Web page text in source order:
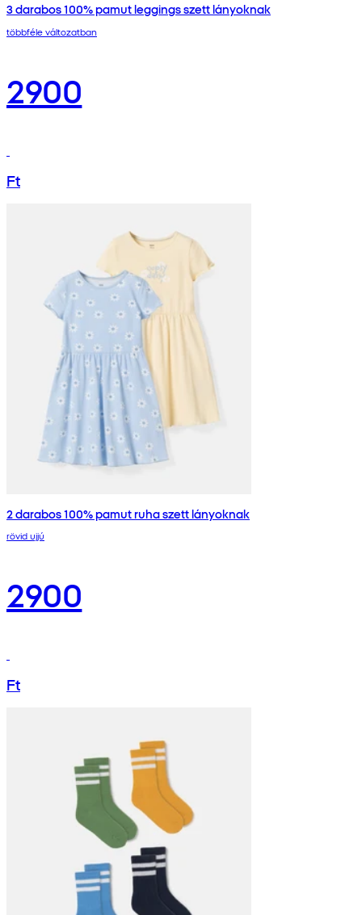
3 darabos 100% pamut leggings szett lányoknak
többféle változatban
2900
Ft
2 darabos 100% pamut ruha szett lányoknak
rövid ujjú
2900
Ft